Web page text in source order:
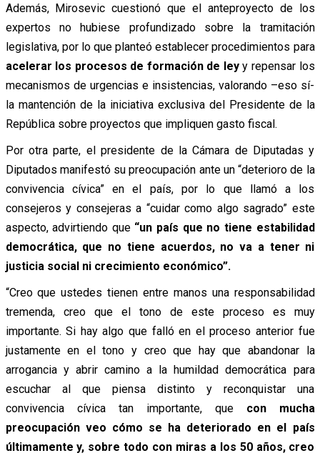
Además, Mirosevic cuestionó que el anteproyecto de los
expertos no hubiese profundizado sobre la tramitación
legislativa, por lo que planteó establecer procedimientos para
acelerar los procesos de formación de leyy repensar los
mecanismos de urgencias e insistencias, valorando –eso sí-
la mantención de la iniciativa exclusiva del Presidente de la
República sobre proyectos que impliquen gasto fiscal.
Por otra parte, el presidente de la Cámara de Diputadas y
Diputados manifestó su preocupación ante un “deterioro de la
convivencia cívica” en el país, por lo que llamó a los
consejeros y consejeras a “cuidar como algo sagrado” este
aspecto, advirtiendo que “un país que no tiene estabilidad
democrática, que no tiene acuerdos, no va a tener ni
justicia social ni crecimiento económico”.
“Creo que ustedes tienen entre manos una responsabilidad
tremenda, creo que el tono de este proceso es muy
importante. Si hay algo que falló en el proceso anterior fue
justamente en el tono y creo que hay que abandonar la
arrogancia y abrir camino a la humildad democrática para
escuchar al que piensa distinto y reconquistar una
convivencia cívica tan importante, quecon mucha
preocupación veo cómo se ha deteriorado en el país
últimamente y, sobre todo con miras a los 50 años, creo